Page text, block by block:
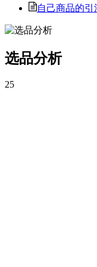
自己商品的引
选品分析
25